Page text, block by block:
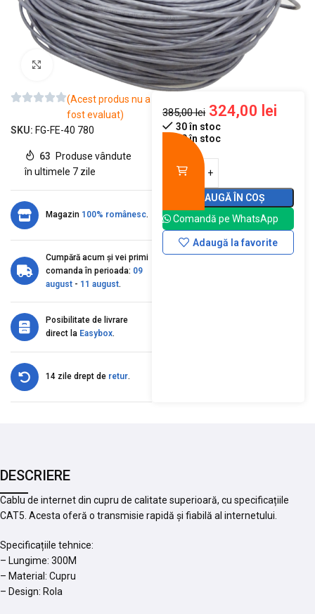
Mărește imaginea
(Acest produs nu a
fost evaluat)
SKU: FG-FE-40 780
63 Produse vândute
în ultimele 7 zile
Magazin 100% românesc.
Cumpără acum și vei primi
comanda în perioada: 09
august - 11 august.
Posibilitate de livrare
direct la Easybox.
14 zile drept de retur.
385,00lei 324,00 lei
30 în stoc
30 în stoc
ADAUGĂ ÎN COȘ
Comandă pe WhatsApp
Adaugă la favorite
DESCRIERE
Cablu de internet din cupru de calitate superioară, cu specificațiile
CAT5. Acesta oferă o transmisie rapidă și fiabilă al internetului.
Specificațiile tehnice:
– Lungime: 300M
– Material: Cupru
– Design: Rola